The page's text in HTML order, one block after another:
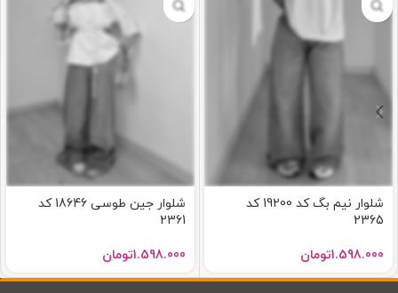
شلوار نیم بگ کد 19200 کد
2365
1.598.000تومان
شلوار جین طوسی 18646 کد
2361
1.598.000تومان